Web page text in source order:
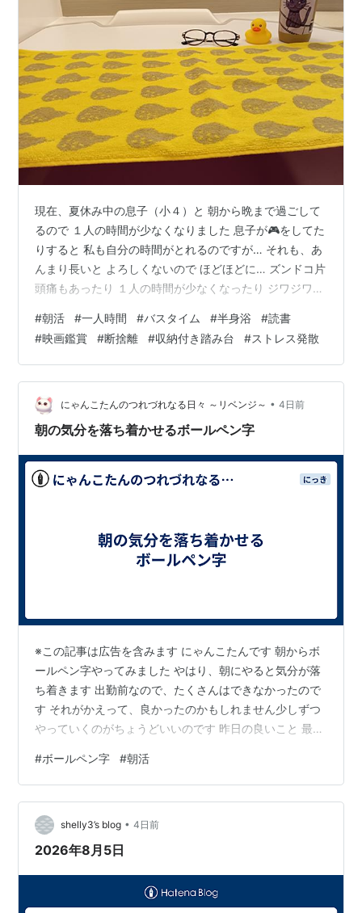
現在、夏休み中の息子（小４）と 朝から晩まで過ごして
るので １人の時間が少なくなりました 息子が🎮️をしてた
りすると 私も自分の時間がとれるのですが… それも、あ
んまり長いと よろしくないので ほどほどに… ズンドコ片
頭痛もあったり １人の時間が少なくなったり ジワジワと
がわかります 🌋爆発する前に 手を打たなければ！w そこ
で早起きをして（5時🕔️） 朝風呂に入ることにしまし
た〜 浴槽の蓋を机代わりに… 粗塩と入浴剤を入れて アイ
スカフェオレ（無糖）とメガネ あとは、その日の気分で
本を読んだり スマホで映画を観たり、YouTubeを見た
り…
#朝活 #一人時間 #バスタイム #半身浴 #読書
#映画鑑賞 #断捨離 #収納付き踏み台 #ストレス発散
にゃんこたんのつれづれなる日々 ～リベンジ～ • 4日前
朝の気分を落ち着かせるボールペン字
※この記事は広告を含みます にゃんこたんです 朝からボ
ールペン字やってみました やはり、朝にやると気分が落
ち着きます 出勤前なので、たくさんはできなかったので
す それがかえって、良かったのかもしれません少しずつ
やっていくのがちょうどいいのです 昨日の良いこと 最
は、ぜんぜん良いのです ではまた～ グループランキング
参加中です↓応援よろしくお願いしますランキング参加
中はてな初心者友達募集ランキング参加中【公式】2023
年開設ブログランキング参加中雑談・日記を書きたい人
のグループランキング参加中ブログ仲間増やしたい方全
#ボールペン字 #朝活
shelly3’s blog • 4日前
2026年8月5日